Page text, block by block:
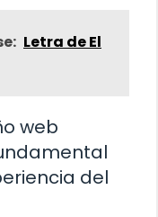
Letra de El
web
del